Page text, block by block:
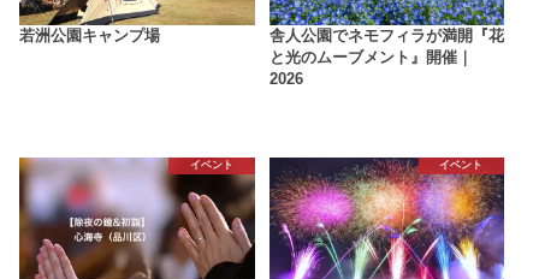
若洲公園キャンプ場
舎人公園でネモフィラが満開『花
と光のムーブメント』開催｜
2026
イベント イベント